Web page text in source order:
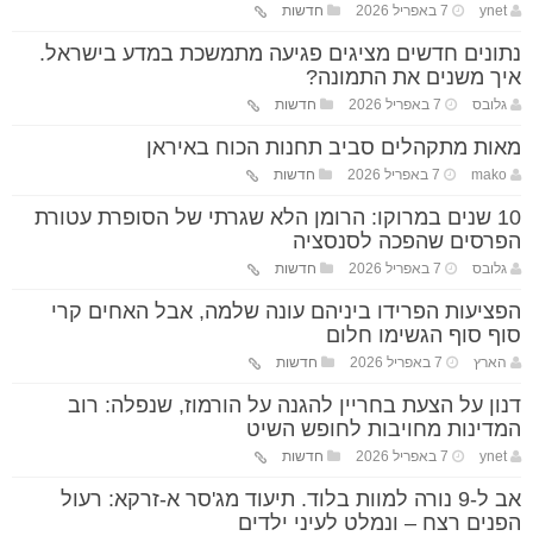
ynet 7 באפריל 2026 חדשות
נתונים חדשים מציגים פגיעה מתמשכת במדע בישראל.
איך משנים את התמונה?
גלובס 7 באפריל 2026 חדשות
מאות מתקהלים סביב תחנות הכוח באיראן
mako 7 באפריל 2026 חדשות
10 שנים במרוקו: הרומן הלא שגרתי של הסופרת עטורת
הפרסים שהפכה לסנסציה
גלובס 7 באפריל 2026 חדשות
הפציעות הפרידו ביניהם עונה שלמה, אבל האחים קרי
סוף סוף הגשימו חלום
הארץ 7 באפריל 2026 חדשות
דנון על הצעת בחריין להגנה על הורמוז, שנפלה: רוב
המדינות מחויבות לחופש השיט
ynet 7 באפריל 2026 חדשות
אב ל-9 נורה למוות בלוד. תיעוד מג'סר א-זרקא: רעול
הפנים רצח – ונמלט לעיני ילדים